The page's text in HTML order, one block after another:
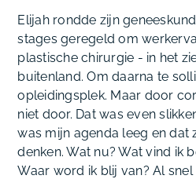
Elijah rondde zijn
stages geregeld om
plastische chirurgie - in het
buitenland. Om daarna te
opleidingsplek. Maar door
niet door. Dat was even
was mijn agenda leeg en dat
denken. Wat nu? Wat vind ik
Waar word ik blij van? Al